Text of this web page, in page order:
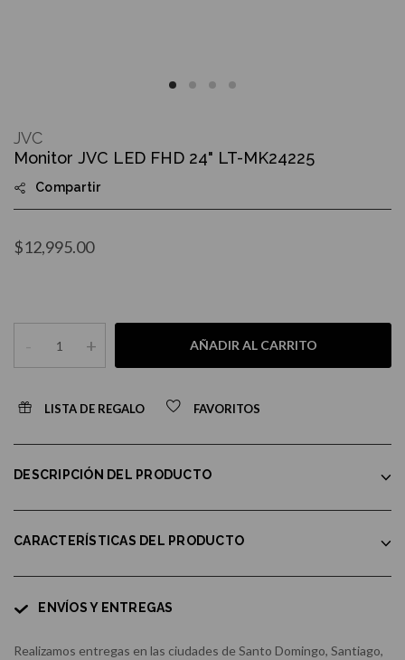
the
beginning
the
images
Monitor JVC LED FHD 24" LT-MK24225
Compartir
$12,995.00
- + AÑADIR AL CARRITO
LISTA DE REGALO FAVORITOS
JVC
DESCRIPCIÓN DEL PRODUCTO
CARACTERÍSTICAS DEL PRODUCTO
ENVÍOS Y ENTREGAS
Realizamos entregas en las ciudades de Santo Domingo, Santiago,